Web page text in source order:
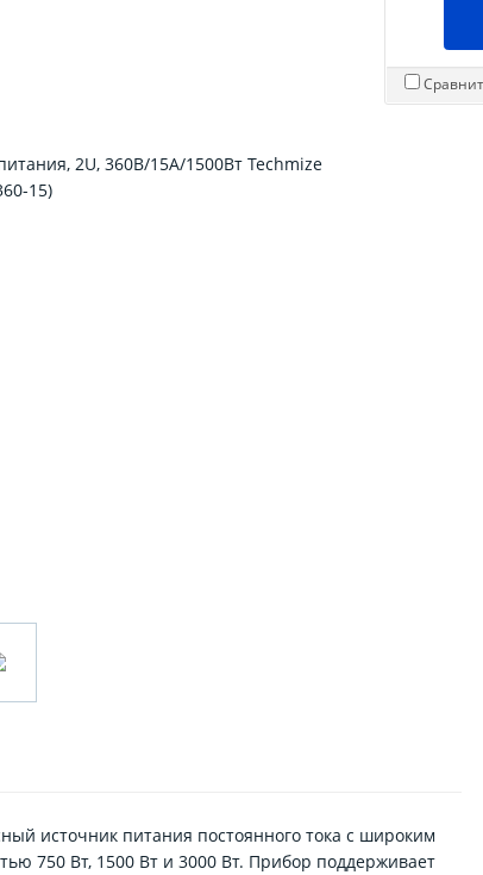
источник питания постоянного тока с широким
750 Вт, 1500 Вт и 3000 Вт. Прибор поддерживает